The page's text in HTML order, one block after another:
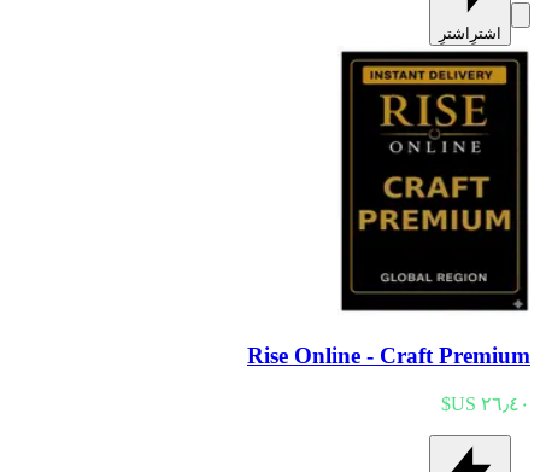
اشترِ اشترِ
Rise Online - Craft Premium